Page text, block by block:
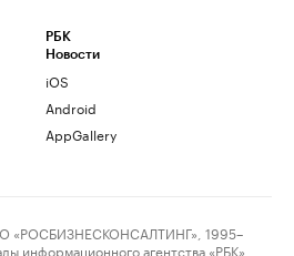
РБК
Новости
iOS
Android
AppGallery
1995–
информационного агентства «РБК»